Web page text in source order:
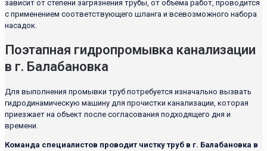
зависит от степени загрязнения трубы, от объема работ, проводится
с применением соответствующего шланга и всевозможного набора
насадок.
Поэтапная гидропромывка канализации
в г. Балабановка
Для выполнения промывки труб потребуется изначально вызвать
гидродинамическую машину для прочистки канализации, которая
приезжает на объект после согласования подходящего дня и
времени.
Команда специалистов проводит чистку труб в г. Балабановка в